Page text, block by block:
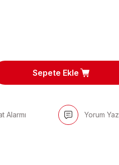
Sepete Ekle
Alarmı Yorum Yaz